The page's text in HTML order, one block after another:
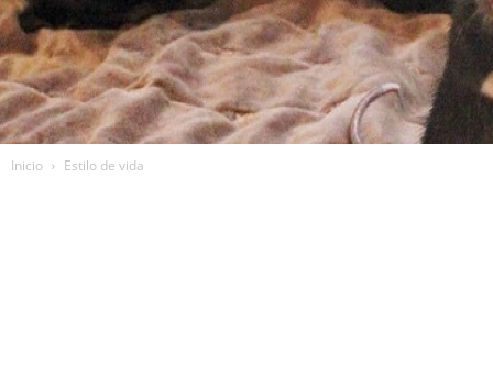
Inicio Estilo de vida